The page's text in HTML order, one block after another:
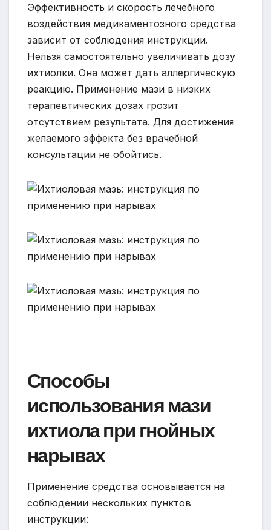
Эффективность и скорость лечебного
воздействия медикаментозного средства
зависит от соблюдения инструкции.
Нельзя самостоятельно увеличивать дозу
ихтиолки. Она может дать аллергическую
реакцию. Применение мази в низких
терапевтических дозах грозит
отсутствием результата. Для достижения
желаемого эффекта без врачебной
консультации не обойтись.
Способы
использования мази
ихтиола при гнойных
нарывах
Применение средства основывается на
соблюдении нескольких пунктов
инструкции: